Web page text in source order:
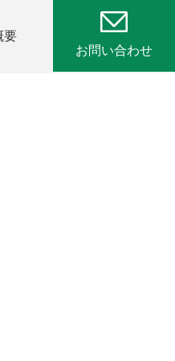
要
お問い合わせ